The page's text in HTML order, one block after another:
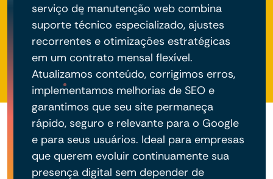
serviço de manutenção web combina
suporte técnico especializado, ajustes
recorrentes e otimizações estratégicas
em um contrato mensal flexível.
Atualizamos conteúdo, corrigimos erros,
implementamos melhorias de SEO e
garantimos que seu site permaneça
rápido, seguro e relevante para o Google
e para seus usuários. Ideal para empresas
que querem evoluir continuamente sua
presença digital sem depender de